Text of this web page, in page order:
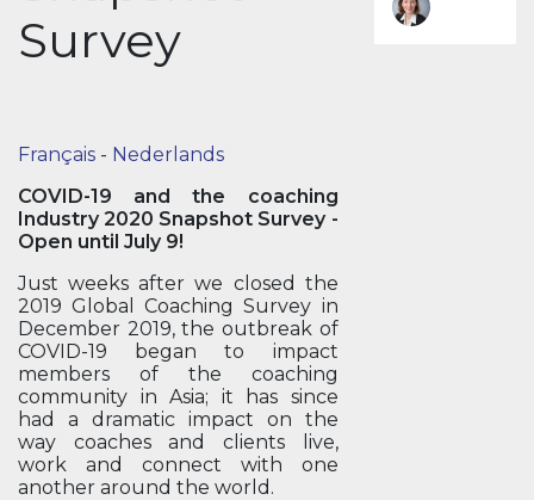
Survey
Français - Nederlands
COVID-19 and the coaching
Industry 2020 Snapshot Survey -
Open until July 9!
Just weeks after we closed the
2019 Global Coaching Survey in
December 2019, the outbreak of
COVID-19 began to impact
members of the coaching
community in Asia; it has since
had a dramatic impact on the
way coaches and clients live,
work and connect with one
another around the world.